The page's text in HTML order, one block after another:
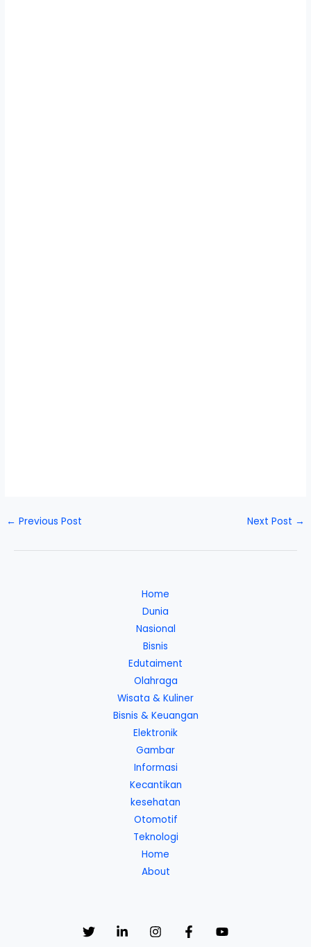
← Previous Post Next Post →
Home
Dunia
Nasional
Bisnis
Edutaiment
Olahraga
Wisata & Kuliner
Bisnis & Keuangan
Elektronik
Gambar
Informasi
Kecantikan
kesehatan
Otomotif
Teknologi
Home
About